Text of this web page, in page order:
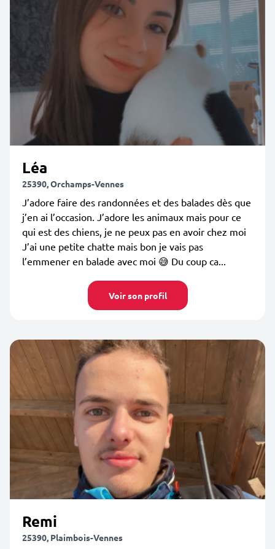
Léa
25390, Orchamps-Vennes
J’adore faire des randonnées et des balades dès que
j’en ai l’occasion. J’adore les animaux mais pour ce
qui est des chiens, je ne peux pas en avoir chez moi
J’ai une petite chatte mais bon je vais pas
l’emmener en balade avec moi 😅 Du coup ca...
Voir son profil
Remi
25390, Plaimbois-Vennes